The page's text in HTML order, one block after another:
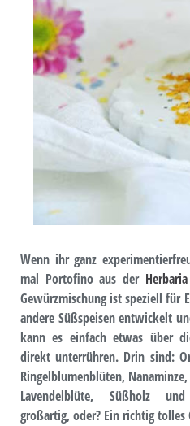
Wenn ihr ganz
mal Portofino aus der Herbaria
Gewürzmischung ist speziell für
andere Süßspeisen entwickelt
kann es einfach etwas über
direkt unterrühren. Drin sind:
Ringelblumenblüten,
Lavendelblüte, Süßholz
großartig, oder? Ein richtig tolles